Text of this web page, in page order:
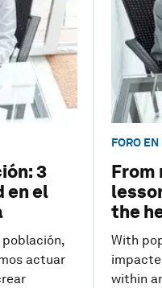
3
en el
actuar
FORO EN
the
With
within